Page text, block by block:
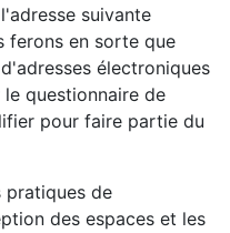
suivante
ferons en sorte que
électroniques
questionnaire de
pour faire partie du
pratiques de
des espaces et les